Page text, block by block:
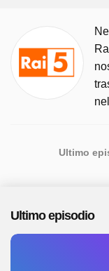
Ultimo
Ultimo episodio